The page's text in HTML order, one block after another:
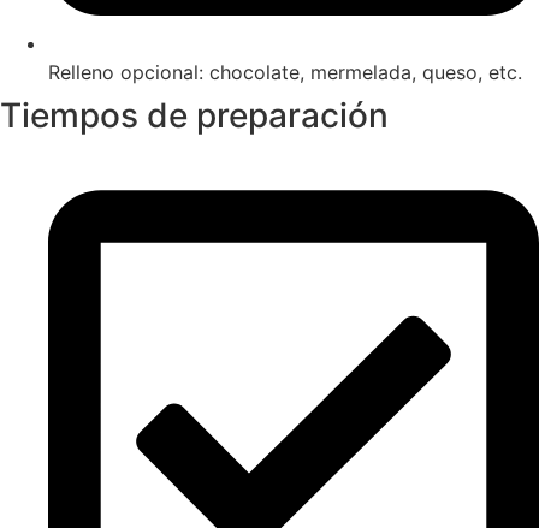
Relleno opcional: chocolate, mermelada, queso, etc.
Tiempos de preparación